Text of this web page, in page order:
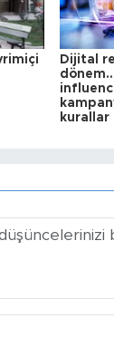
Dijital
kurallar